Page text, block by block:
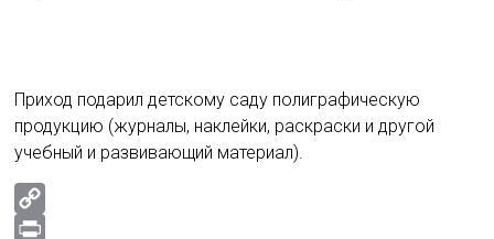
Приход подарил детскому саду полиграфическую
продукцию (журналы, наклейки, раскраски и другой
учебный и развивающий материал).
C